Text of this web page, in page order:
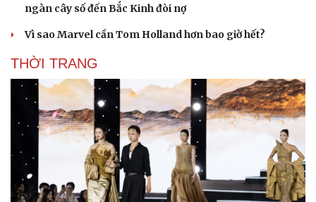
ngàn cây số đến Bắc Kinh đòi nợ
Vì sao Marvel cần Tom Holland hơn bao giờ hết?
THỜI TRANG